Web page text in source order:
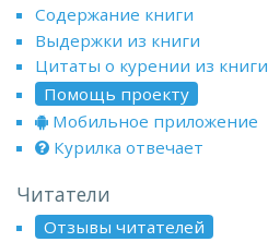
Содержание книги
Выдержки из книги
Цитаты о курении из книги
Помощь проекту
Мобильное приложение
Курилка отвечает
Читатели
Отзывы читателей